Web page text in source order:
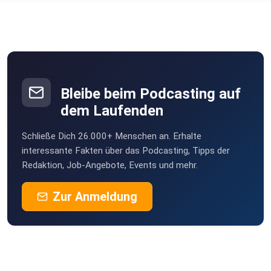
Hamburg
Wacka
Weissach
Bleibe beim Podcasting auf
dem Laufenden
Schließe Dich 26.000+ Menschen an. Erhalte
interessante Fakten über das Podcasting, Tipps der
Redaktion, Job-Angebote, Events und mehr.
Zur Anmeldung